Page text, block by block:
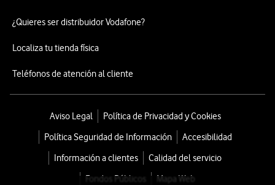
¿Quieres ser distribuidor Vodafone?
Localiza tu tienda física
Teléfonos de atención al cliente
Aviso Legal
Política de Privacidad y Cookies
Política Seguridad de Información
Accesibilidad
Información a clientes
Calidad del servicio
Fondos Públicos
Mapa Web